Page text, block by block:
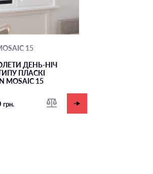
15
ДЕНЬ-НІЧ
ПЛАСКІ
MOSAIC 15
грн.